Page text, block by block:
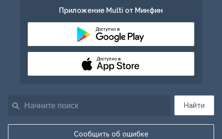
Найти
Сообщить об ошибке
Приложение Multi от Минфин
Доступно в
Доступно в